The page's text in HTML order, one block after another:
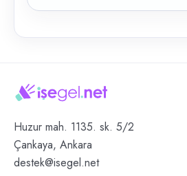
Huzur mah. 1135. sk. 5/2
Çankaya, Ankara
destek@isegel.net